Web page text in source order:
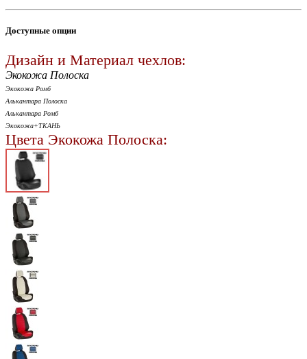
Доступные опции
Дизайн и Материал чехлов:
Экокожа Полоска
Экокожа Ромб
Алькантара Полоска
Алькантара Ромб
Экокожа+ТКАНЬ
Цвета Экокожа Полоска: